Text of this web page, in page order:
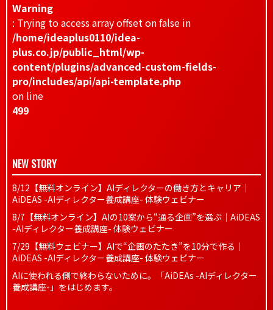
Warning
: Trying to access array offset on false in
/home/ideaplus0110/idea-
plus.co.jp/public_html/wp-
content/plugins/advanced-custom-fields-
pro/includes/api/api-template.php
on line
499
NEW STORY
8/12【無料オンライン】AIディレクターの働き方とキャリア｜
AiDEAS -AIディレクター養成講座- 体験ウェビナー
8/7【無料オンライン】AIの10案から“通る企画”を選ぶ｜AiDEAS
-AIディレクター養成講座- 体験ウェビナー
7/29【無料ウェビナー】AIで“企画のたたき”を10分で作る｜
AiDEAS -AIディレクター養成講座- 体験ウェビナー
AIに使われる側で終わらないために。「AiDEAs -AIディレクター
養成講座-」をはじめます。